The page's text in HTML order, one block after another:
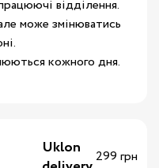
відділення.
може змінюватись
кожного дня.
Uklon
299 грн